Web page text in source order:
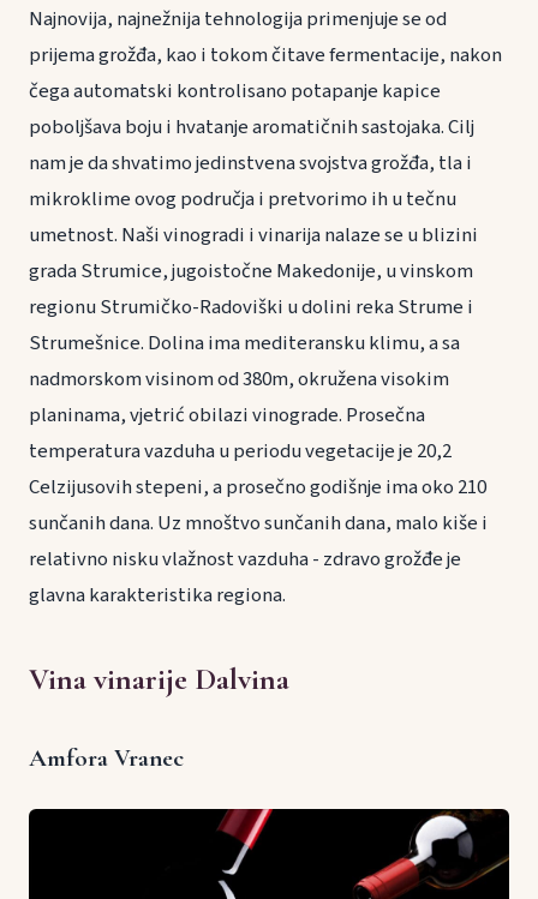
Najnovija, najnežnija tehnologija primenjuje se od
prijema grožđa, kao i tokom čitave fermentacije, nakon
čega automatski kontrolisano potapanje kapice
poboljšava boju i hvatanje aromatičnih sastojaka. Cilj
nam je da shvatimo jedinstvena svojstva grožđa, tla i
mikroklime ovog područja i pretvorimo ih u tečnu
umetnost. Naši vinogradi i vinarija nalaze se u blizini
grada Strumice, jugoistočne Makedonije, u vinskom
regionu Strumičko-Radoviški u dolini reka Strume i
Strumešnice. Dolina ima mediteransku klimu, a sa
nadmorskom visinom od 380m, okružena visokim
planinama, vjetrić obilazi vinograde. Prosečna
temperatura vazduha u periodu vegetacije je 20,2
Celzijusovih stepeni, a prosečno godišnje ima oko 210
sunčanih dana. Uz mnoštvo sunčanih dana, malo kiše i
relativno nisku vlažnost vazduha - zdravo grožđe je
glavna karakteristika regiona.
Vina vinarije Dalvina
Amfora Vranec